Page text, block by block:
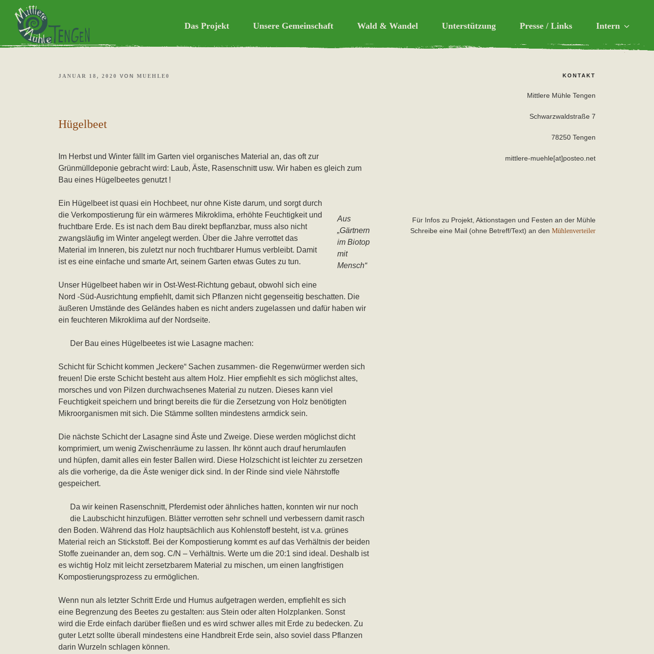
Das Projekt
Unsere Gemeinschaft Wald & Wandel Unterstützung Presse / Links Intern
VERÖFFENTLICHT
JANUAR 18, 2020 VON MUEHLE0
Hügelbeet
Im Herbst und Winter fällt im Garten viel organisches Material an, das oft zur
Grünmülldeponie gebracht wird: Laub, Äste, Rasenschnitt usw. Wir haben es gleich zum
Bau eines Hügelbeetes genutzt !
Aus
„Gärtnern
im Biotop
mit
Mensch“
Ein Hügelbeet ist quasi ein Hochbeet, nur ohne Kiste darum, und sorgt durch
die Verkompostierung für ein wärmeres Mikroklima, erhöhte Feuchtigkeit und
fruchtbare Erde. Es ist nach dem Bau direkt bepflanzbar, muss also nicht
zwangsläufig im Winter angelegt werden. Über die Jahre verrottet das
Material im Inneren, bis zuletzt nur noch fruchtbarer Humus verbleibt. Damit
ist es eine einfache und smarte Art, seinem Garten etwas Gutes zu tun.
Unser Hügelbeet haben wir in Ost-West-Richtung gebaut, obwohl sich eine
Nord -Süd-Ausrichtung empfiehlt, damit sich Pflanzen nicht gegenseitig beschatten. Die
äußeren Umstände des Geländes haben es nicht anders zugelassen und dafür haben wir
ein feuchteren Mikroklima auf der Nordseite.
Der Bau eines Hügelbeetes ist wie Lasagne machen:
Schicht für Schicht kommen „leckere“ Sachen zusammen- die Regenwürmer werden sich
freuen! Die erste Schicht besteht aus altem Holz. Hier empfiehlt es sich möglichst altes,
morsches und von Pilzen durchwachsenes Material zu nutzen. Dieses kann viel
Feuchtigkeit speichern und bringt bereits die für die Zersetzung von Holz benötigten
Mikroorganismen mit sich. Die Stämme sollten mindestens armdick sein.
Die nächste Schicht der Lasagne sind Äste und Zweige. Diese werden möglichst dicht
komprimiert, um wenig Zwischenräume zu lassen. Ihr könnt auch drauf herumlaufen
und hüpfen, damit alles ein fester Ballen wird. Diese Holzschicht ist leichter zu zersetzen
als die vorherige, da die Äste weniger dick sind. In der Rinde sind viele Nährstoffe
gespeichert.
Da wir keinen Rasenschnitt, Pferdemist oder ähnliches hatten, konnten wir nur noch
die Laubschicht hinzufügen. Blätter verrotten sehr schnell und verbessern damit rasch
den Boden. Während das Holz hauptsächlich aus Kohlenstoff besteht, ist v.a. grünes
Material reich an Stickstoff. Bei der Kompostierung kommt es auf das Verhältnis der beiden
Stoffe zueinander an, dem sog. C/N – Verhältnis. Werte um die 20:1 sind ideal. Deshalb ist
es wichtig Holz mit leicht zersetzbarem Material zu mischen, um einen langfristigen
Kompostierungsprozess zu ermöglichen.
Wenn nun als letzter Schritt Erde und Humus aufgetragen werden, empfiehlt es sich
eine Begrenzung des Beetes zu gestalten: aus Stein oder alten Holzplanken. Sonst
wird die Erde einfach darüber fließen und es wird schwer alles mit Erde zu bedecken. Zu
guter Letzt sollte überall mindestens eine Handbreit Erde sein, also soviel dass Pflanzen
darin Wurzeln schlagen können.
KONTAKT
Mittlere Mühle Tengen
Schwarzwaldstraße 7
78250 Tengen
mittlere-muehle[at]posteo.net
Für Infos zu Projekt, Aktionstagen und Festen an der Mühle
Schreibe eine Mail (ohne Betreff/Text) an den Mühlenverteiler